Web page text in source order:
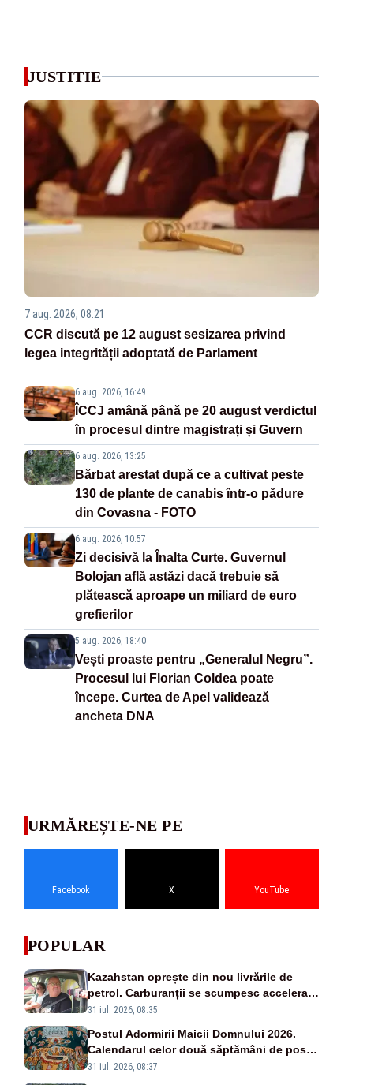
JUSTITIE
7 aug. 2026, 08:21
CCR discută pe 12 august sesizarea privind
legea integrității adoptată de Parlament
6 aug. 2026, 16:49
ÎCCJ amână până pe 20 august verdictul
în procesul dintre magistrați și Guvern
6 aug. 2026, 13:25
Bărbat arestat după ce a cultivat peste
130 de plante de canabis într-o pădure
din Covasna - FOTO
6 aug. 2026, 10:57
Zi decisivă la Înalta Curte. Guvernul
Bolojan află astăzi dacă trebuie să
plătească aproape un miliard de euro
grefierilor
5 aug. 2026, 18:40
Vești proaste pentru „Generalul Negru”.
Procesul lui Florian Coldea poate
începe. Curtea de Apel validează
ancheta DNA
URMĂREȘTE-NE PE
Facebook X YouTube
POPULAR
Kazahstan oprește din nou livrările de
petrol. Carburanții se scumpesc accelerat,
iar românii plătesc nota de plată
31 iul. 2026, 08:35
Postul Adormirii Maicii Domnului 2026.
Calendarul celor două săptămâni de post
și zilele cu dezlegare la pește
31 iul. 2026, 08:37